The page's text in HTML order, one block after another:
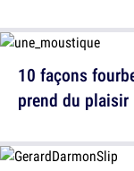
10 façons
prend du plaisir